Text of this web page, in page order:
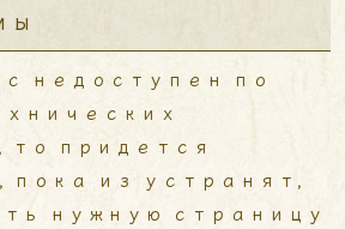
недоступен по
то придется
пока из устранят,
нужную страницу